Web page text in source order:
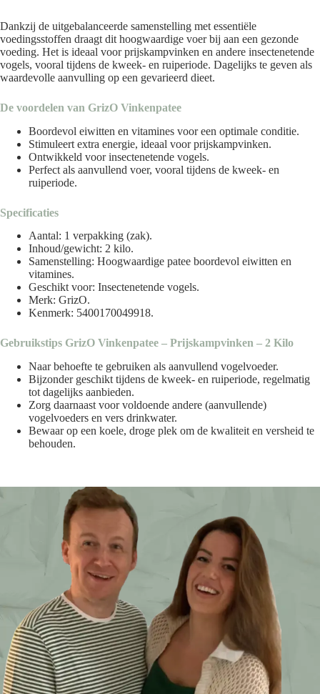
Dankzij de uitgebalanceerde samenstelling met essentiële
voedingsstoffen draagt dit hoogwaardige voer bij aan een gezonde
voeding. Het is ideaal voor prijskampvinken en andere insectenetende
vogels, vooral tijdens de kweek- en ruiperiode. Dagelijks te geven als
waardevolle aanvulling op een gevarieerd dieet.
De voordelen van GrizO Vinkenpatee
Boordevol eiwitten en vitamines voor een optimale conditie.
Stimuleert extra energie, ideaal voor prijskampvinken.
Ontwikkeld voor insectenetende vogels.
Perfect als aanvullend voer, vooral tijdens de kweek- en
ruiperiode.
Specificaties
Aantal: 1 verpakking (zak).
Inhoud/gewicht: 2 kilo.
Samenstelling: Hoogwaardige patee boordevol eiwitten en
vitamines.
Geschikt voor: Insectenetende vogels.
Merk: GrizO.
Kenmerk: 5400170049918.
Gebruikstips GrizO Vinkenpatee – Prijskampvinken – 2 Kilo
Naar behoefte te gebruiken als aanvullend vogelvoeder.
Bijzonder geschikt tijdens de kweek- en ruiperiode, regelmatig
tot dagelijks aanbieden.
Zorg daarnaast voor voldoende andere (aanvullende)
vogelvoeders en vers drinkwater.
Bewaar op een koele, droge plek om de kwaliteit en versheid te
behouden.